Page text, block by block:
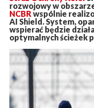
rozwojowy w
NCBR wspólnie
AI Shield. System,
wspierać będzie
optymalnych ścieżek